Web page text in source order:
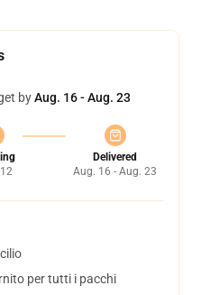
byAug. 16 - Aug. 23
Delivered
Aug. 16 - Aug. 23
per tutti i pacchi